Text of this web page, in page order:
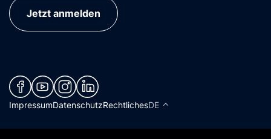
Jetzt anmelden
(neues Fenster)
(neues Fenster)
(neues Fenster)
(neues Fenster)
ImpressumDatenschutzRechtlichesDE